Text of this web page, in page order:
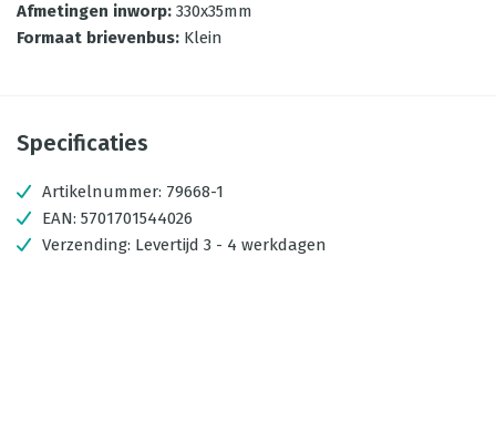
Afmetingen inworp: 330x35mm
Formaat brievenbus: Klein
Specificaties
Artikelnummer: 79668-1
EAN: 5701701544026
Verzending: Levertijd 3 - 4 werkdagen